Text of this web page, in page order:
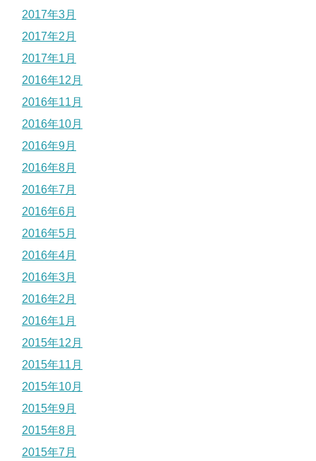
2017年3月
2017年2月
2017年1月
2016年12月
2016年11月
2016年10月
2016年9月
2016年8月
2016年7月
2016年6月
2016年5月
2016年4月
2016年3月
2016年2月
2016年1月
2015年12月
2015年11月
2015年10月
2015年9月
2015年8月
2015年7月